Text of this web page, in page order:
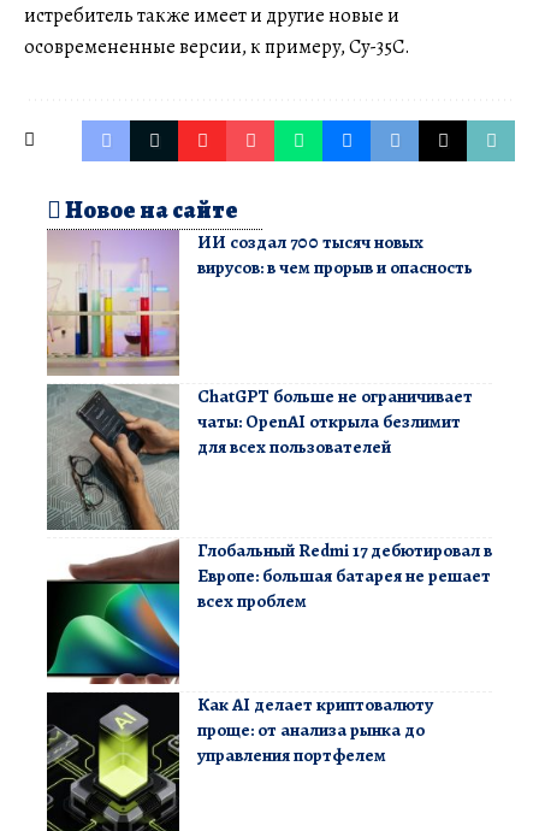
истребитель также имеет и другие новые и
осовремененные версии, к примеру, Су-35С.
Новое на сайте
ИИ создал 700 тысяч новых
вирусов: в чем прорыв и опасность
ChatGPT больше не ограничивает
чаты: OpenAI открыла безлимит
для всех пользователей
Глобальный Redmi 17 дебютировал в
Европе: большая батарея не решает
всех проблем
Как AI делает криптовалюту
проще: от анализа рынка до
управления портфелем